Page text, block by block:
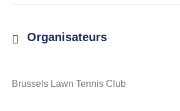
Organisateurs
Brussels Lawn Tennis Club